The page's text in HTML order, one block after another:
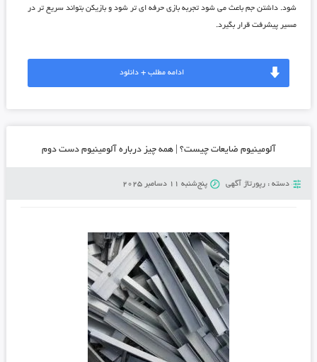
‌شود. داشتن جم باعث می‌ شود تجربه بازی حرفه ‌ای ‌تر شود و بازیکن بتواند سریع ‌تر در
مسیر پیشرفت قرار بگیرد.
ادامه مطلب + دانلود
آلومینیوم ضایعات چیست؟ | همه چیز درباره آلومینیوم دست دوم
دسته : رپورتاژ آگهی پنج‌شنبه 11 دسامبر 2025